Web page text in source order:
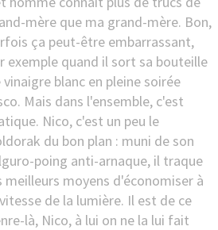
mère que ma grand-mère. Bon,
ça peut-être embarrassant,
exemple quand il sort sa bouteille
vinaigre blanc en pleine soirée
Mais dans l'ensemble, c'est
Nico, c'est un peu le
du bon plan : muni de son
poing anti-arnaque, il traque
meilleurs moyens d'économiser à
de la lumière. Il est de ce
là, Nico, à lui on ne la lui fait